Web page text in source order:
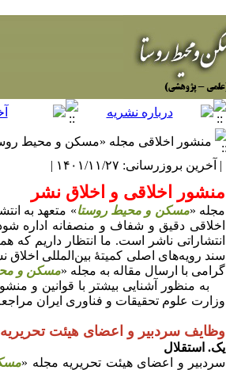
منشور اخلاقی مجله «مسکن و محیط
| آخرین بروزرسانی: ۱۴۰۱/۱۱/۲۷ |
منشور اخلاقی و اخلاق نشر
مجله «مسکن و محیط روستا» متعهد به
اخلاقی دقیق و شفاف و منصفانه اداره
انتشاراتی ناشر است. ما انتظار داریم
سند رویه‌های اصلی کمیتۀ بین‌المللی اخلاق
گرامی با ارسال مقاله به مجله «مسکن و
به منظور آشنایی بیشتر با قوانین و
وزارت علوم تحقیقات و فناوری ایران مراجعه
وظایف سردبیر و اعضای هیئت تحریریه
یک. استقلال
سردبیر و اعضای هیئت تحریریه مجله «